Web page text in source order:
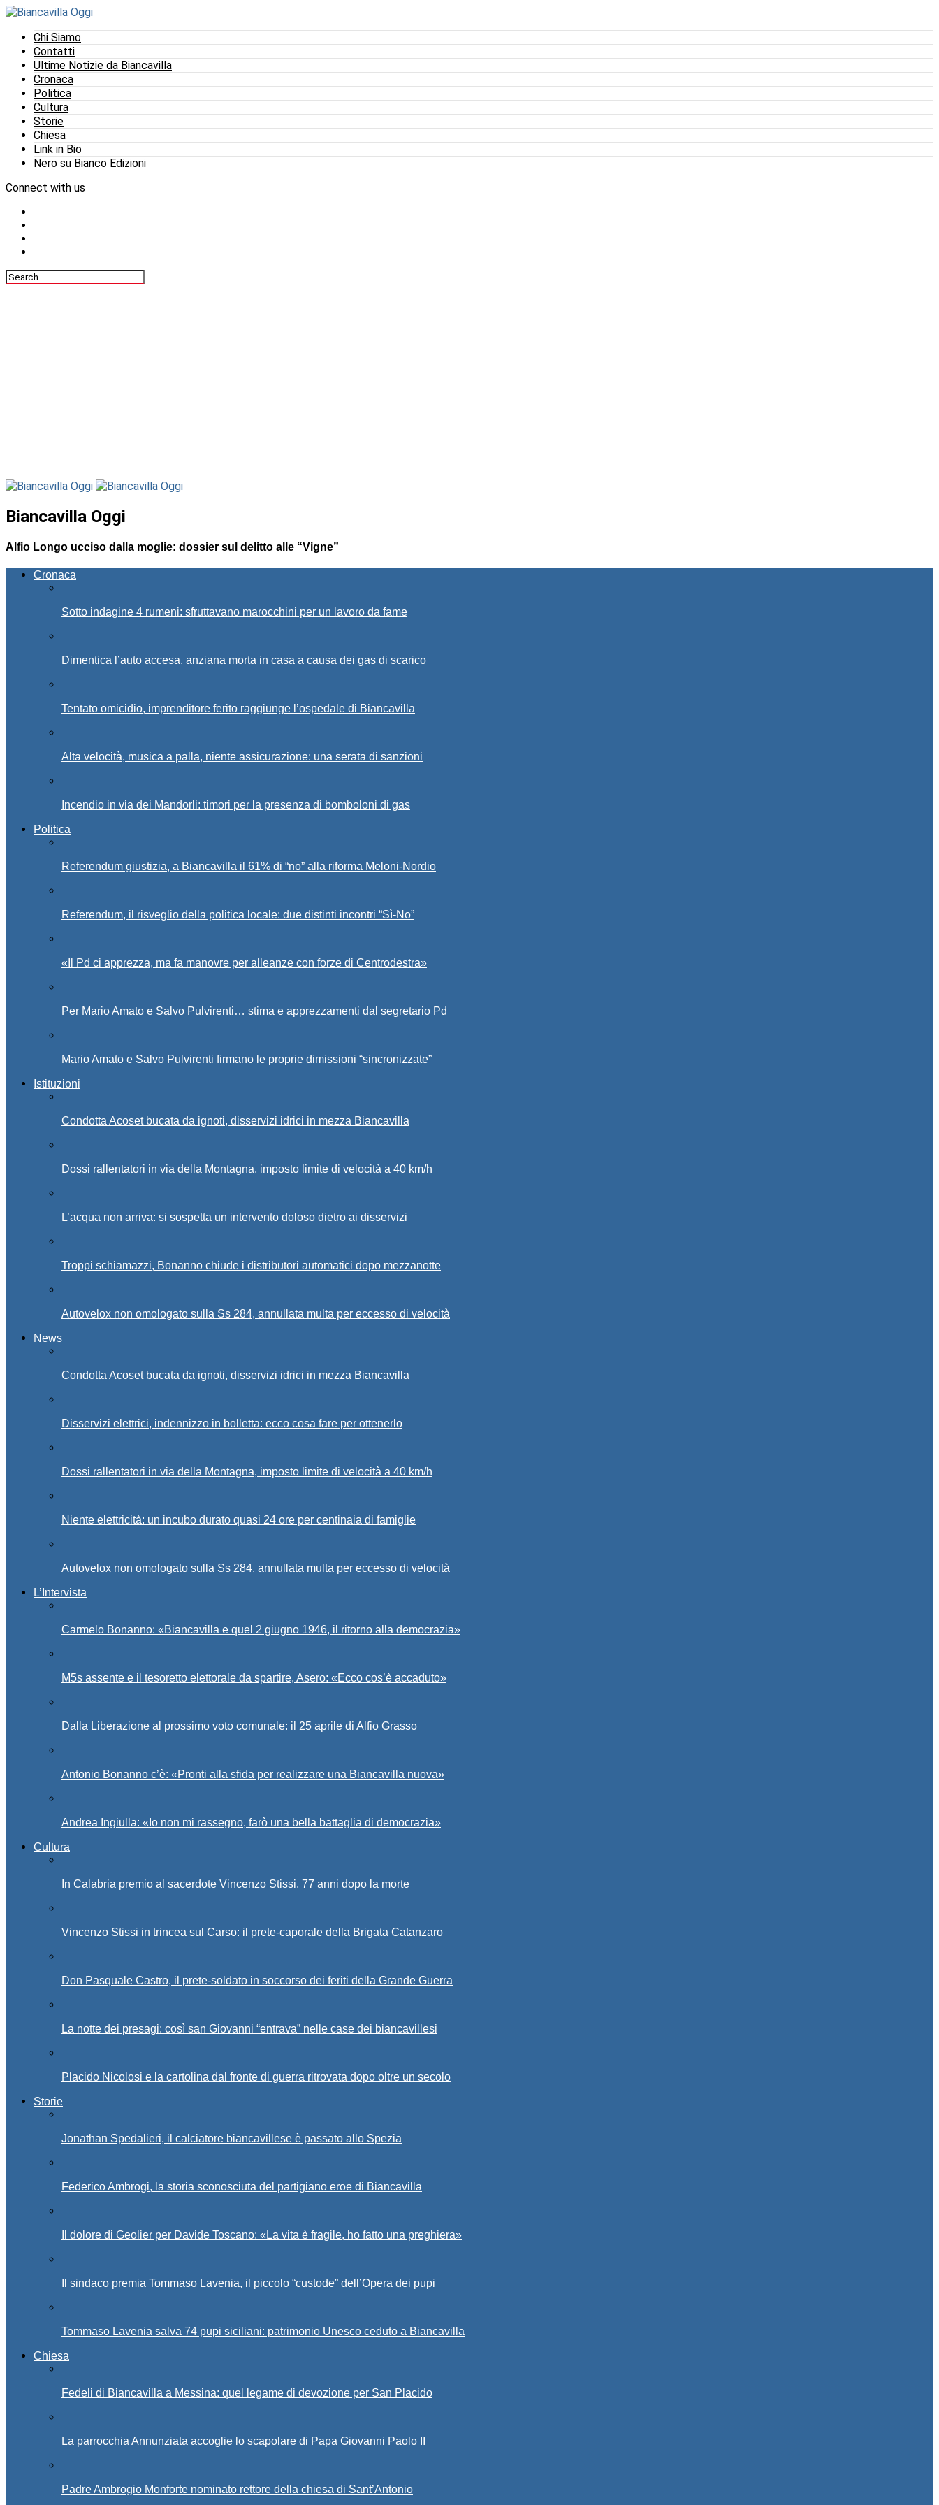
Chi Siamo
Contatti
Ultime Notizie da Biancavilla
Cronaca
Politica
Cultura
Storie
Chiesa
Link in Bio
Nero su Bianco Edizioni
Connect with us
Biancavilla Oggi
Alfio Longo ucciso dalla moglie: dossier sul delitto alle “Vigne”
Cronaca
Sotto indagine 4 rumeni: sfruttavano marocchini per un lavoro da fame
Dimentica l’auto accesa, anziana morta in casa a causa dei gas di scarico
Tentato omicidio, imprenditore ferito raggiunge l’ospedale di Biancavilla
Alta velocità, musica a palla, niente assicurazione: una serata di sanzioni
Incendio in via dei Mandorli: timori per la presenza di bomboloni di gas
Politica
Referendum giustizia, a Biancavilla il 61% di “no” alla riforma Meloni-Nordio
Referendum, il risveglio della politica locale: due distinti incontri “Sì-No”
«Il Pd ci apprezza, ma fa manovre per alleanze con forze di Centrodestra»
Per Mario Amato e Salvo Pulvirenti… stima e apprezzamenti dal segretario Pd
Mario Amato e Salvo Pulvirenti firmano le proprie dimissioni “sincronizzate”
Istituzioni
Condotta Acoset bucata da ignoti, disservizi idrici in mezza Biancavilla
Dossi rallentatori in via della Montagna, imposto limite di velocità a 40 km/h
L’acqua non arriva: si sospetta un intervento doloso dietro ai disservizi
Troppi schiamazzi, Bonanno chiude i distributori automatici dopo mezzanotte
Autovelox non omologato sulla Ss 284, annullata multa per eccesso di velocità
News
Condotta Acoset bucata da ignoti, disservizi idrici in mezza Biancavilla
Disservizi elettrici, indennizzo in bolletta: ecco cosa fare per ottenerlo
Dossi rallentatori in via della Montagna, imposto limite di velocità a 40 km/h
Niente elettricità: un incubo durato quasi 24 ore per centinaia di famiglie
Autovelox non omologato sulla Ss 284, annullata multa per eccesso di velocità
L’Intervista
Carmelo Bonanno: «Biancavilla e quel 2 giugno 1946, il ritorno alla democrazia»
M5s assente e il tesoretto elettorale da spartire, Asero: «Ecco cos’è accaduto»
Dalla Liberazione al prossimo voto comunale: il 25 aprile di Alfio Grasso
Antonio Bonanno c’è: «Pronti alla sfida per realizzare una Biancavilla nuova»
Andrea Ingiulla: «Io non mi rassegno, farò una bella battaglia di democrazia»
Cultura
In Calabria premio al sacerdote Vincenzo Stissi, 77 anni dopo la morte
Vincenzo Stissi in trincea sul Carso: il prete-caporale della Brigata Catanzaro
Don Pasquale Castro, il prete-soldato in soccorso dei feriti della Grande Guerra
La notte dei presagi: così san Giovanni “entrava” nelle case dei biancavillesi
Placido Nicolosi e la cartolina dal fronte di guerra ritrovata dopo oltre un secolo
Storie
Jonathan Spedalieri, il calciatore biancavillese è passato allo Spezia
Federico Ambrogi, la storia sconosciuta del partigiano eroe di Biancavilla
Il dolore di Geolier per Davide Toscano: «La vita è fragile, ho fatto una preghiera»
Il sindaco premia Tommaso Lavenia, il piccolo “custode” dell’Opera dei pupi
Tommaso Lavenia salva 74 pupi siciliani: patrimonio Unesco ceduto a Biancavilla
Chiesa
Fedeli di Biancavilla a Messina: quel legame di devozione per San Placido
La parrocchia Annunziata accoglie lo scapolare di Papa Giovanni Paolo II
Padre Ambrogio Monforte nominato rettore della chiesa di Sant’Antonio